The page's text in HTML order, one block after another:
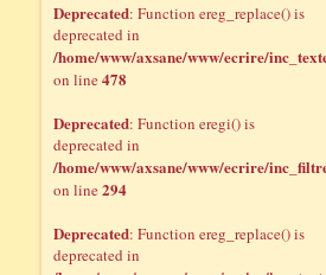
Deprecated: Function ereg_replace() is
deprecated in
/home/www/axsane/www/ecrire/
on line478
Deprecated: Function eregi() is
deprecated in
/home/www/axsane/www/ecrire/
on line294
Deprecated: Function ereg_replace() is
deprecated in